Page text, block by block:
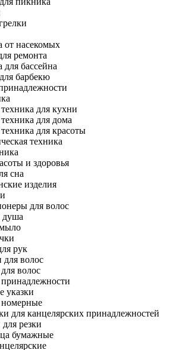
от насекомых
ремонта
для бассейна
барбекю
для кухни
для дома
для красоты
техника
и здоровья
сна
изделия
для волос
душа
рук
для волос
волос
указки
для канцелярских принадлежностей
резки
бумажные